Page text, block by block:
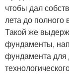
чтобы дал
лета до полного
Такой же
фундаменты,
фундамента